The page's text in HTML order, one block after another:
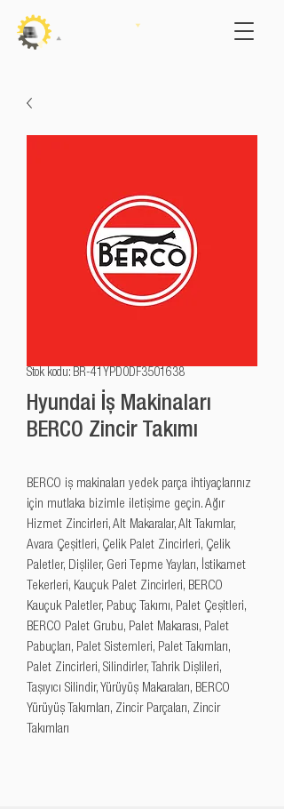
Stok kodu: BR-41YPD0DF3501638
Hyundai İş Makinaları
BERCO Zincir Takımı
BERCO iş makinaları yedek parça ihtiyaçlarınız
için mutlaka bizimle iletişime geçin. Ağır
Hizmet Zincirleri, Alt Makaralar, Alt Takımlar,
Avara Çeşitleri, Çelik Palet Zincirleri, Çelik
Paletler, Dişliler, Geri Tepme Yayları, İstikamet
Tekerleri, Kauçuk Palet Zincirleri, BERCO
Kauçuk Paletler, Pabuç Takımı, Palet Çeşitleri,
BERCO Palet Grubu, Palet Makarası, Palet
Pabuçları, Palet Sistemleri, Palet Takımları,
Palet Zincirleri, Silindirler, Tahrik Dişlileri,
Taşıyıcı Silindir, Yürüyüş Makaraları, BERCO
Yürüyüş Takımları, Zincir Parçaları, Zincir
Takımları